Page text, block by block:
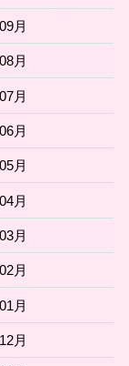
月
月
月
月
月
月
月
月
月
月